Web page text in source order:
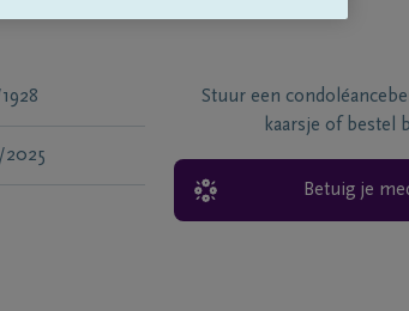
2025
Stuur een
kaarsje of bestel
Betuig je